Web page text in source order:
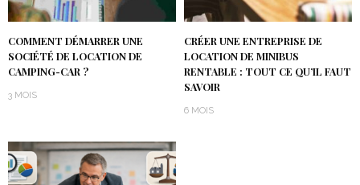
COMMENT DÉMARRER UNE
SOCIÉTÉ DE LOCATION DE
CAMPING-CAR ?
3 MOIS
CRÉER UNE ENTREPRISE DE
LOCATION DE MINIBUS
RENTABLE : TOUT CE QU’IL FAUT
SAVOIR
6 MOIS